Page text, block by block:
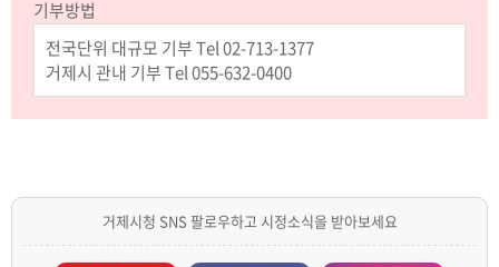
기부방법
전국단위 대규모 기부 Tel 02-713-1377
거제시 관내 기부 Tel 055-632-0400
거제시청 SNS 팔로우하고 시정소식을 받아보세요